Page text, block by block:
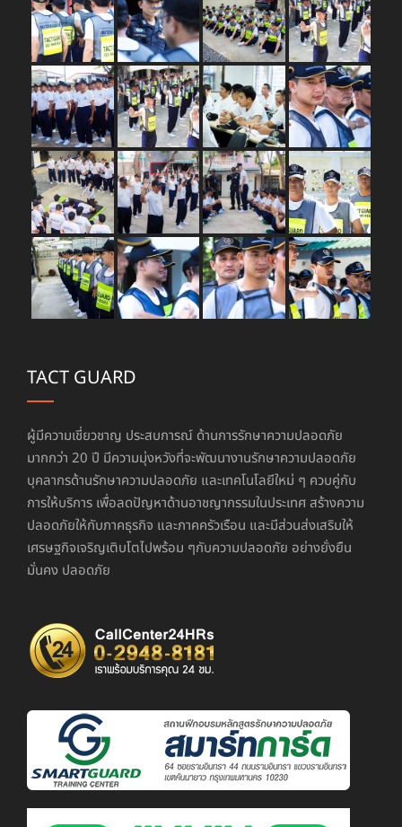
TACT GUARD
ผู้มีความเชี่ยวชาญ ประสบการณ์ ด้านการรักษาความปลอดภัย
มากกว่า 20 ปี มีความมุ่งหวังที่จะพัฒนางานรักษาความปลอดภัย
บุคลากรด้านรักษาความปลอดภัย และเทคโนโลยีใหม่ ๆ ควบคู่กับ
การให้บริการ เพื่อลดปัญหาด้านอาชญากรรมในประเทศ สร้างความ
ปลอดภัยให้กับภาคธุรกิจ และภาคครัวเรือน และมีส่วนส่งเสริมให้
เศรษฐกิจเจริญเติบโตไปพร้อม ๆกับความปลอดภัย อย่างยั่งยืน
มั่นคง ปลอดภัย